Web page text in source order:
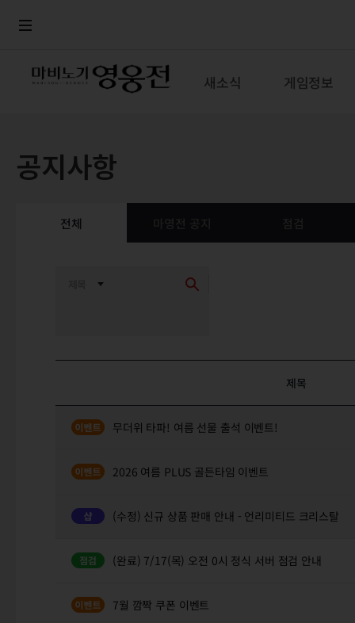
새소식 게임정보
공지사항
전체
제목
무더위 타파! 여름 선물 출석 이벤트!
2026 여름 PLUS 골든타임 이벤트
(수정) 신규 상품 판매 안내 - 언리미티드 크리스탈
(완료) 7/17(목) 오전 0시 정식 서버 점검 안내
7월 깜짝 쿠폰 이벤트